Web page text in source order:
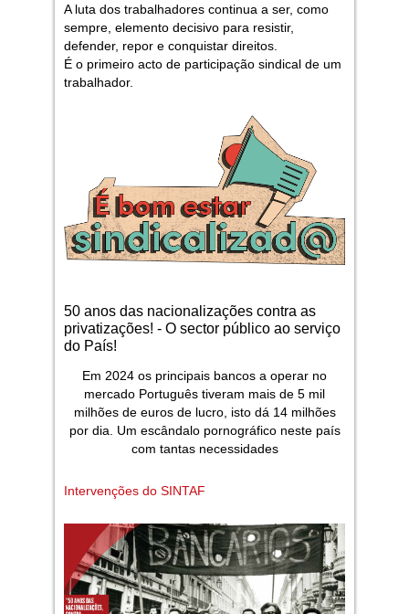
A luta dos trabalhadores continua a ser, como
sempre, elemento decisivo para resistir,
defender, repor e conquistar direitos.
É o primeiro acto de participação sindical de um
trabalhador.
50 anos das nacionalizações contra as
privatizações! - O sector público ao serviço
do País!
Em 2024 os principais bancos a operar no
mercado Português tiveram mais de 5 mil
milhões de euros de lucro, isto dá 14 milhões
por dia. Um escândalo pornográfico neste país
com tantas necessidades
Intervenções do SINTAF